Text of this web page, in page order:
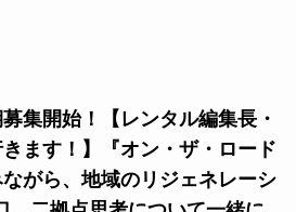
集開始！【レンタル編集長・
ます！】『オン・ザ・ロード
がら、地域のリジェネレーシ